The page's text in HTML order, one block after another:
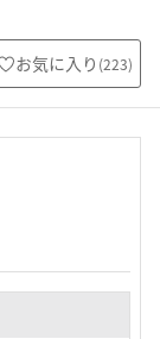
お気に入り (223)